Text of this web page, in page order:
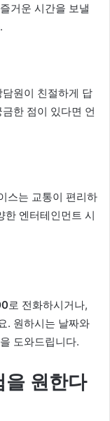
거운 시간을 보낼
원이 친절하게 답
한 점이 있다면 언
스는 교통이 편리하
한 엔터테인먼트 시
로 전화하시거나,
. 원하시는 날짜와
도와드립니다.
을 원한다